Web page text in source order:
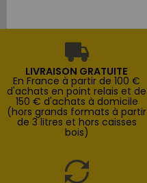
LIVRAISON GRATUITE
En France à partir de 100 €
d'achats en point relais et de
150 € d'achats à domicile
(hors grands formats à partir
de 3 litres et hors caisses
bois)